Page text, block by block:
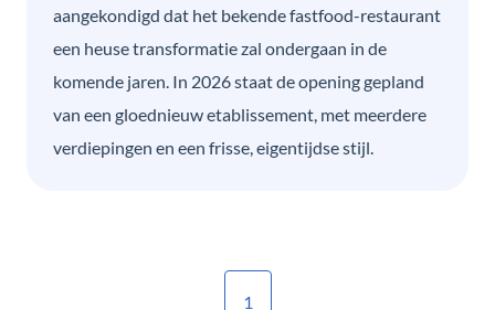
aangekondigd dat het bekende fastfood-restaurant
een heuse transformatie zal ondergaan in de
komende jaren. In 2026 staat de opening gepland
van een gloednieuw etablissement, met meerdere
verdiepingen en een frisse, eigentijdse stijl.
1